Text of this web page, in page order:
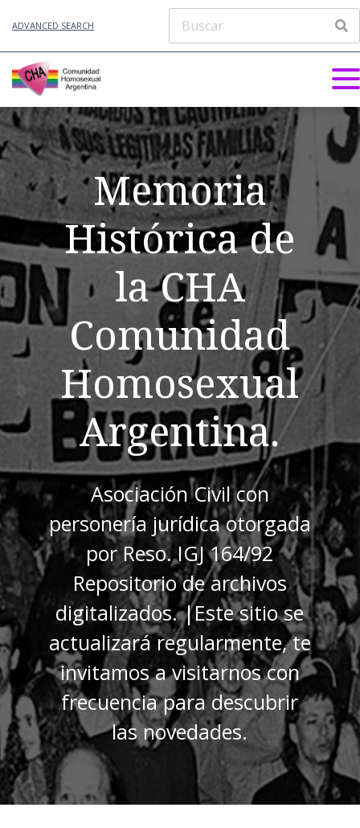
ADVANCED SEARCH
Memoria
Histórica de
la CHA
Comunidad
Homosexual
Argentina.
Asociación Civil con
personería jurídica otorgada
por Reso. IGJ 164/92
Repositorio de archivos
digitalizados. |Este sitio se
actualizará regularmente, te
invitamos a visitarnos con
frecuencia para descubrir
las novedades.